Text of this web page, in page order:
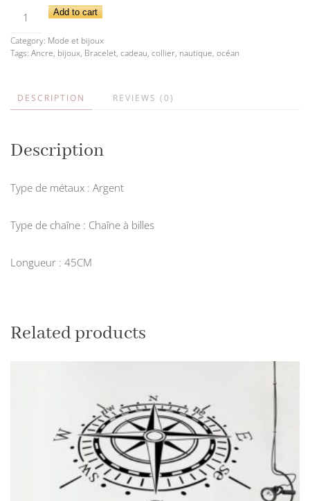
Pendentif
avec
en
quantity
Add to cart
Category: Mode et bijoux
Tags: Ancre, bijoux, Bracelet, cadeau, collier, nautique, océan
DESCRIPTION REVIEWS (0)
Description
Type de métaux : Argent
Type de chaîne : Chaîne à billes
Longueur : 45CM
Related products